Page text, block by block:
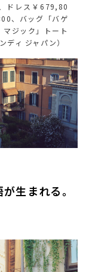
ドレス￥679,80
、バッグ「バゲ
ジック」トート
ィ ジャパン）
生まれる。